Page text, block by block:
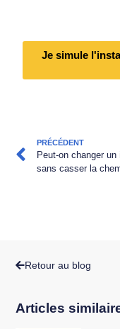
Retour au blog
Articles
Je simule
PRÉCÉDENT
Peut-on changer un
sans casser la